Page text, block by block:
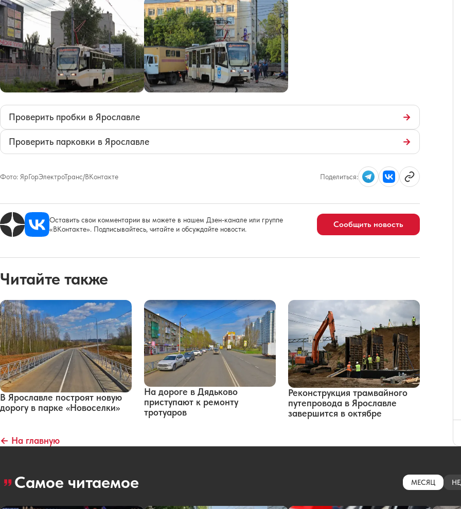
Проверить пробки в Ярославле →
Проверить парковки в Ярославле →
Фото: ЯрГорЭлектроТранс/ВКонтакте Поделиться:
Оставить свои комментарии вы можете в нашем Дзен-канале или группе
«ВКонтакте». Подписывайтесь, читайте и обсуждайте новости.
Сообщить новость
Читайте также
В Ярославле построят новую
дорогу в парке «Новоселки»
На дороге в Дядьково
приступают к ремонту
тротуаров
Реконструкция трамвайного
путепровода в Ярославле
завершится в октябре
← На главную
Самое читаемое МЕСЯЦ